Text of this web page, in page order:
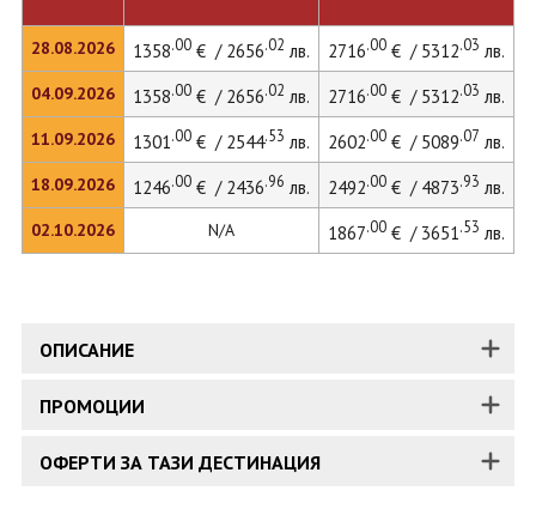
28.08.2026
04.09.2026
11.09.2026
18.09.2026
02.10.2026
1358.00€ / 2656.02 лв. 2716.00€ / 5312.03 лв.
1358.00€ / 2656.02 лв. 2716.00€ / 5312.03 лв.
1301.00€ / 2544.53 лв. 2602.00€ / 5089.07 лв.
1246.00€ / 2436.96 лв. 2492.00€ / 4873.93 лв.
N/A 1867.00€ / 3651.53 лв.
ОПИСАНИЕ
ПРОМОЦИИ
ОФЕРТИ ЗА ТАЗИ ДЕСТИНАЦИЯ